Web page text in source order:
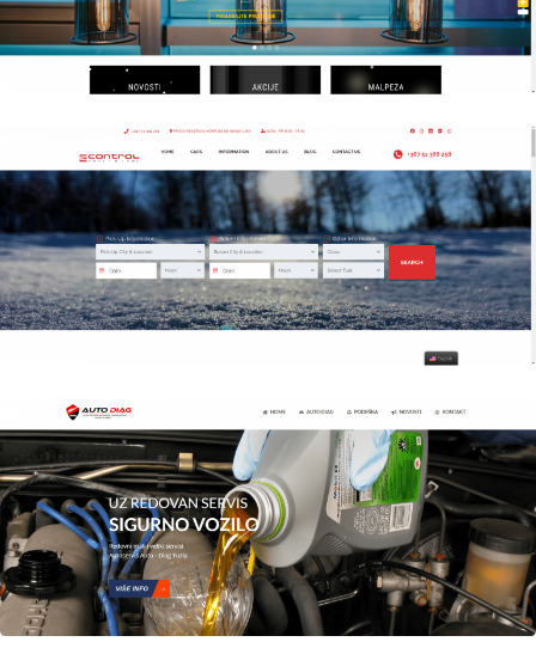
AuthorlauferDate Views
AuthorlauferDate Views
AuthorlauferDate Views